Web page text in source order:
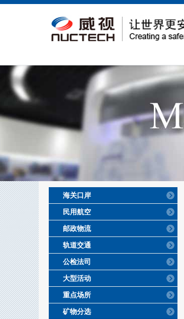
海关口岸
民用航空
邮政物流
轨道交通
公检法司
大型活动
重点场所
矿物分选